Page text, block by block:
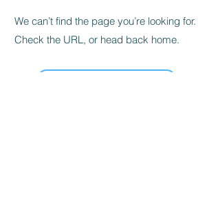
We can’t find the page you’re looking for.
Check the URL, or head back home.